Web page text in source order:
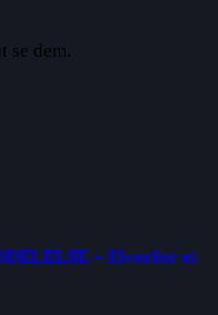
se dem.
– Hvorfor et